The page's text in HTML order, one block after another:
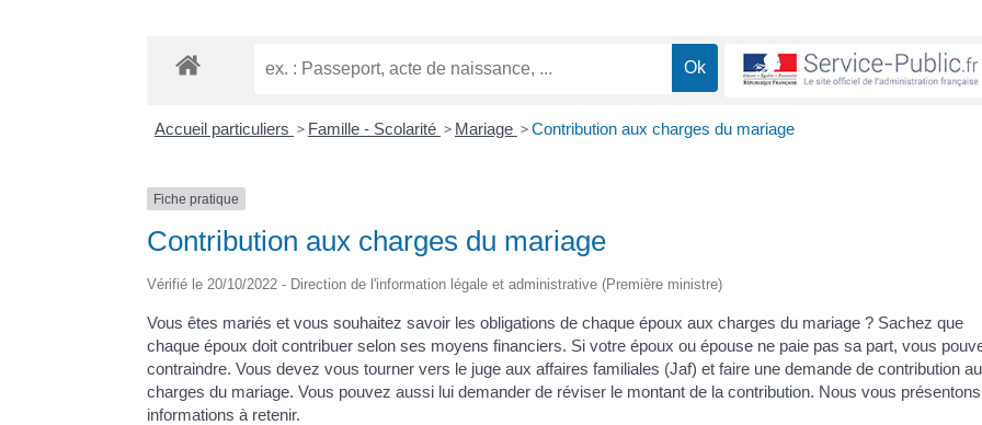
Accueil particuliers > Famille - Scolarité > Mariage >Contribution aux charges du mariage
Fiche pratique
Contribution aux charges du mariage
Vérifié le 20/10/2022 - Direction de l'information légale et administrative (Première ministre)
Vous êtes mariés et vous souhaitez savoir les obligations de chaque époux aux charges du mariage ? Sachez que
chaque époux doit contribuer selon ses moyens financiers. Si votre époux ou épouse ne paie pas sa part, vous
contraindre. Vous devez vous tourner vers le juge aux affaires familiales (Jaf) et faire une demande de contribution
charges du mariage. Vous pouvez aussi lui demander de réviser le montant de la contribution. Nous vous
informations à retenir.